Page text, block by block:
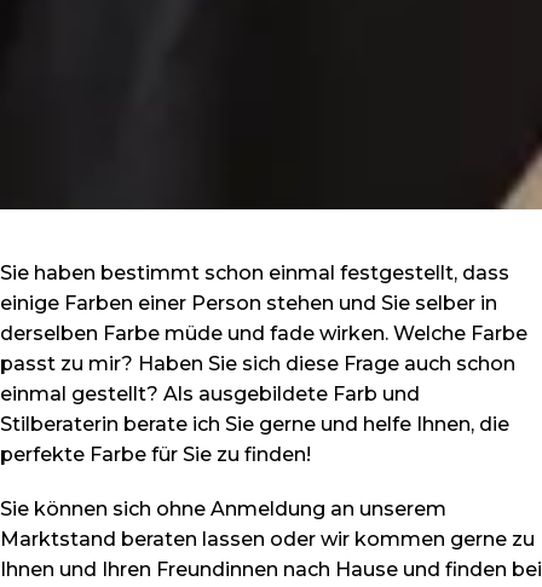
Sie haben bestimmt schon einmal festgestellt, dass
einige Farben einer Person stehen und Sie selber in
derselben Farbe müde und fade wirken. Welche Farbe
passt zu mir? Haben Sie sich diese Frage auch schon
einmal gestellt? Als ausgebildete Farb und
Stilberaterin berate ich Sie gerne und helfe Ihnen, die
perfekte Farbe für Sie zu finden!
Sie können sich ohne Anmeldung an unserem
Marktstand beraten lassen oder wir kommen gerne zu
Ihnen und Ihren Freundinnen nach Hause und finden bei